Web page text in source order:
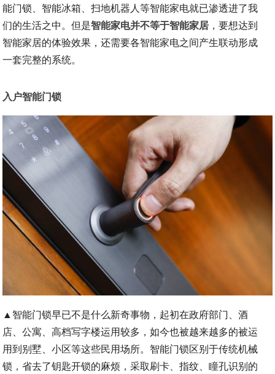
能门锁、智能冰箱、扫地机器人等智能家电就已渗透进了我
们的生活之中。但是智能家电并不等于智能家居 ，要想达到
智能家居的体验效果，还需要各智能家电之间产生联动形成
一套完整的系统。
入户智能门锁
▲智能门锁早已不是什么新奇事物，起初在政府部门、酒
店、公寓、高档写字楼运用较多，如今也被越来越多的被运
用到别墅、小区等这些民用场所。智能门锁区别于传统机械
锁，省去了钥匙开锁的麻烦，采取刷卡、指纹、瞳孔识别的